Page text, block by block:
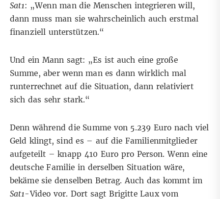
Sat1: „Wenn man die Menschen integrieren will,
dann muss man sie wahrscheinlich auch erstmal
finanziell unterstützen.“
Und ein Mann sagt: „Es ist auch eine große
Summe, aber wenn man es dann wirklich mal
runterrechnet auf die Situation, dann relativiert
sich das sehr stark.“
Denn während die Summe von 5.239 Euro nach viel
Geld klingt, sind es – auf die Familienmitglieder
aufgeteilt – knapp 410 Euro pro Person. Wenn eine
deutsche Familie in derselben Situation wäre,
bekäme sie denselben Betrag. Auch das kommt im
Sat1-Video vor. Dort sagt Brigitte Laux vom